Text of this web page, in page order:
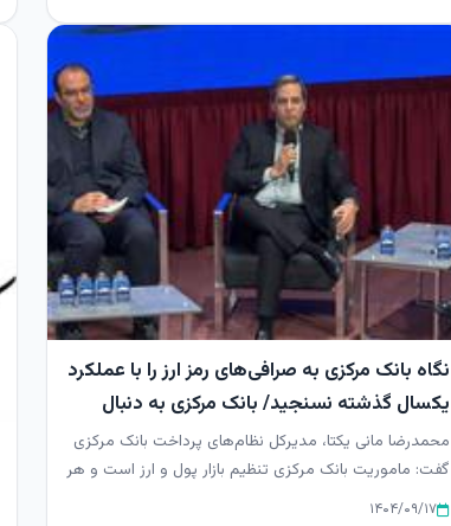
نگاه بانک مرکزی به صرافی‌های رمز ارز را با عملکرد
یکسال گذشته نسنجید/ بانک مرکزی به دنبال
توسعه بازار ارزهای دیجیتال
محمدرضا مانی یکتا، مدیرکل نظام‌های پرداخت بانک مرکزی
گفت: ماموریت بانک مرکزی تنظیم بازار پول و ارز است و هر
چیزی که بر ا...
۱۴۰۴/۰۹/۱۷